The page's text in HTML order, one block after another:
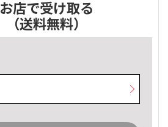
お店で受け取る
（送料無料）